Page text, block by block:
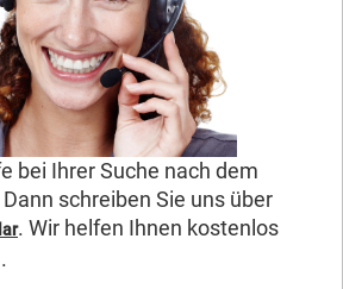
bei Ihrer Suche nach dem
schreiben Sie uns über
. Wir helfen Ihnen kostenlos